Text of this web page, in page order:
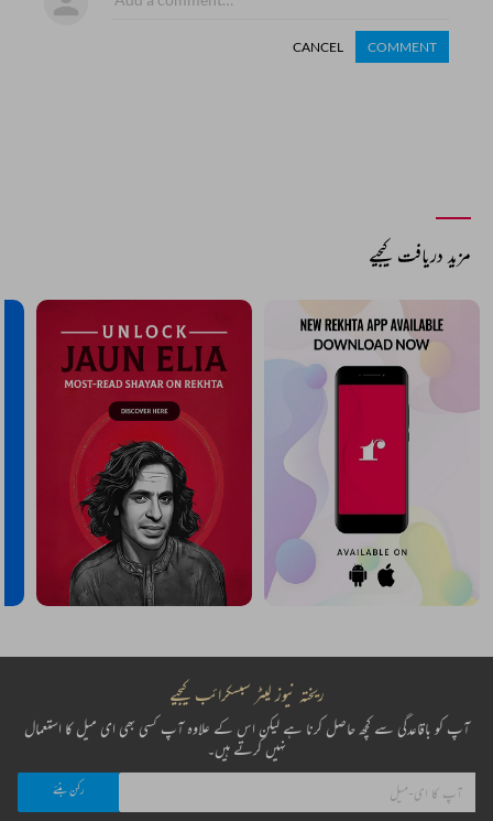
CANCEL COMMENT
مزید دریافت کیجیے
ریختہ نیوز لیٹر سبسکرائب کیجیے
آپ کو باقاعدگی سے کچھ حاصل کرنا ہے لیکن اس کے علاوہ آپ کسی بھی ای میل کا استعمال
نہیں کرتے ہیں۔